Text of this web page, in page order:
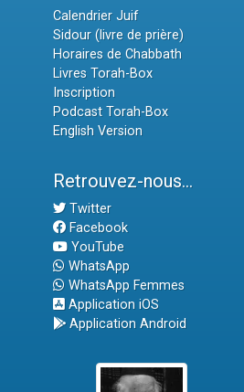
Calendrier Juif
Sidour (livre de prière)
Horaires de Chabbath
Livres Torah-Box
Inscription
Podcast Torah-Box
English Version
Retrouvez-nous...
Twitter
Facebook
YouTube
WhatsApp
WhatsApp Femmes
Application iOS
Application Android